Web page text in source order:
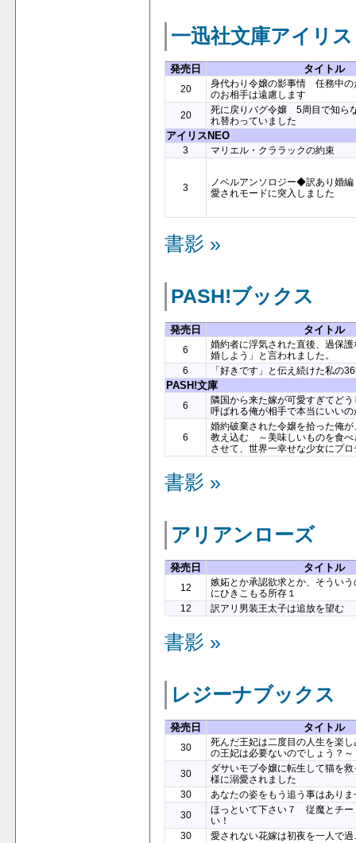
一迅社文庫アイリス
発売日 タイトル
20
身代わり令嬢の影事情 任務中の
のお相手は遠慮します
20
死に戻りバグ令嬢 5周目で知ら
れ替わっていました
アイリスNEO
3 マリエル・クララックの約束
3
ノベルアンソロジー◆訳あり婚
愛されモードに突入しました
書影 »
PASH!ブックス
発売日 タイトル
6
婚約者に浮気された直後、過保
婚しよう」と言われました。
6
「好きです」と伝え続けた私の
PASH!文庫
6
隣国から来た嫁が可愛すぎてど
呼ばれる俺が相手で本当にいいの
6
婚約破棄された令嬢を拾った俺
教え込む ～美味しいものを食べ
させて、世界一幸せな少女にプ
書影 »
アリアンローズ
発売日 タイトル
12
嫉妬とか承認欲求とか、そうい
にひきこもる所存１
12
訳アリ男装王太子は追放を望む
書影 »
レジーナブックス
発売日 タイトル
30
死んだ王妃は二度目の人生を楽
の王妃は必要ないのでしょう？～
30
ダサいモブ令嬢に転生して猫を
様に溺愛されました
30
あなたの姿をもう追う事はありま
30
ほっといて下さい７ 従魔とチー
い！
30
愛されない花嫁は初夜を一人で過